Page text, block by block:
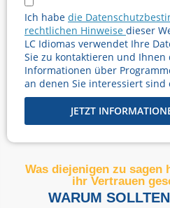
Ich habe die
rechtlichen Hinweise dieser
LC Idiomas verwendet Ihre
Sie zu kontaktieren und
Informationen über
an denen Sie interessiert sind
JETZT
Was diejenigen zu sagen
ihr Vertrauen
WARUM